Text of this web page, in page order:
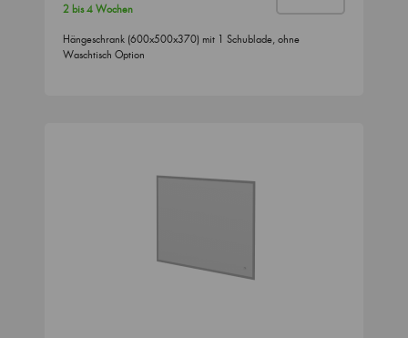
2 bis 4 Wochen
Hängeschrank (600x500x370) mit 1 Schublade, ohne
Waschtisch Option